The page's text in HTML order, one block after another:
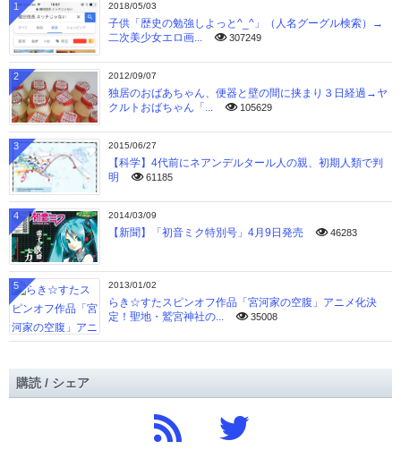
2018/05/03
子供「歴史の勉強しよっと^_^」（人名グーグル検索）→
二次美少女エロ画...
307249
1
2012/09/07
独居のおばあちゃん、便器と壁の間に挟まり３日経過→ヤ
クルトおばちゃん「...
105629
2
2015/06/27
【科学】4代前にネアンデルタール人の親、初期人類で判
明
61185
3
2014/03/09
【新聞】「初音ミク特別号」4月9日発売 46283
4
2013/01/02
らき☆すたスピンオフ作品「宮河家の空腹」アニメ化決
定！聖地・鷲宮神社の...
35008
5
購読 / シェア